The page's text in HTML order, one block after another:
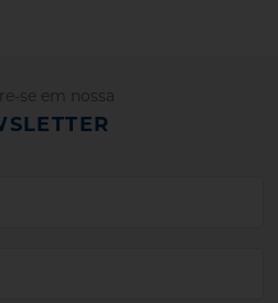
se em nossa